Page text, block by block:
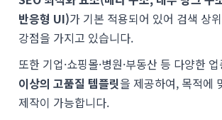
반응형 UI)가 기본 적용되어 있어 검색 상
강점을 가지고 있습니다.
또한 기업·쇼핑몰·병원·부동산 등 다양한
이상의 고품질 템플릿을 제공하여, 목적에
제작이 가능합니다.